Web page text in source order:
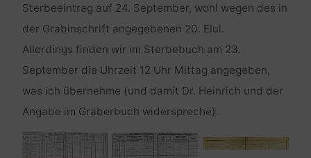
Sterbeeintrag auf 24. September, wohl wegen des in
der Grabinschrift angegebenen 20. Elul.
Allerdings finden wir im Sterbebuch am 23.
September die Uhrzeit 12 Uhr Mittag angegeben,
was ich übernehme (und damit Dr. Heinrich und der
Angabe im Gräberbuch widerspreche).